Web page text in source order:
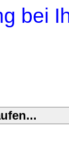
bei